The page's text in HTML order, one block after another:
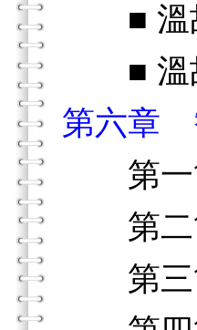
■ 溫故
■ 溫故
第六章
第一
第二
第三